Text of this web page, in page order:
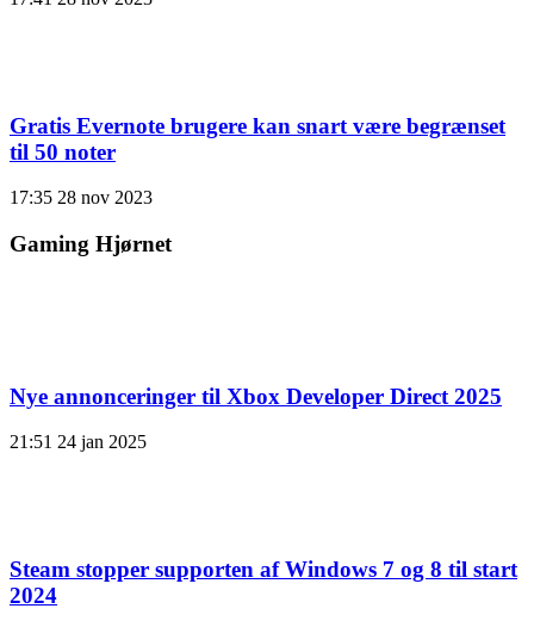
Gratis Evernote brugere kan snart være begrænset
til 50 noter
17:35 28 nov 2023
Gaming Hjørnet
Nye annonceringer til Xbox Developer Direct 2025
21:51 24 jan 2025
Steam stopper supporten af ​​Windows 7 og 8 til start
2024